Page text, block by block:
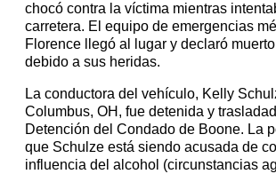
chocó contra la víctima mientras
carretera. El equipo de emergencias
Florence llegó al lugar y declaró
debido a sus heridas.
La conductora del vehículo, Kelly
Columbus, OH, fue detenida y
Detención del Condado de Boone. La
que Schulze está siendo acusada de
influencia del alcohol (circunstancias